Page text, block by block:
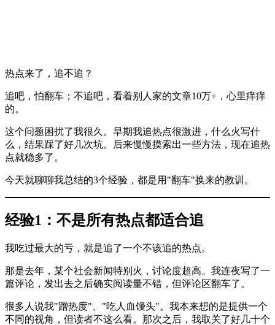
热点来了，追不追？
追吧，怕翻车；不追吧，看着别人家的文章10万+，心里痒痒
的。
这个问题困扰了我很久。早期我追热点很激进，什么火写什
么，结果踩了好几次坑。后来慢慢摸索出一些方法，现在追热
点就稳多了。
今天就聊聊我总结的3个经验，都是用"翻车"换来的教训。
经验1：不是所有热点都适合追
我吃过最大的亏，就是追了一个不该追的热点。
那是去年，某个社会新闻特别火，讨论度超高。我连夜写了一
篇评论，发出去之后确实阅读量不错，但评论区翻车了。
很多人说我"蹭热度"、"吃人血馒头"。我本来想的是提供一个
不同的视角，但读者不这么看。那次之后，我取关了好几十个